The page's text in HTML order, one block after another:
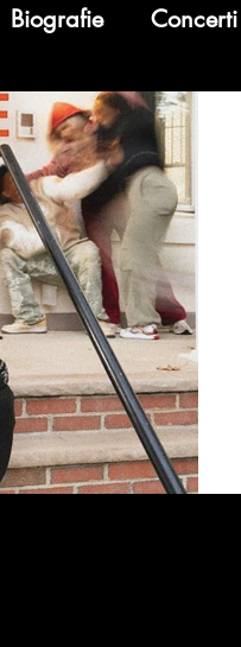
Biografie Concerti